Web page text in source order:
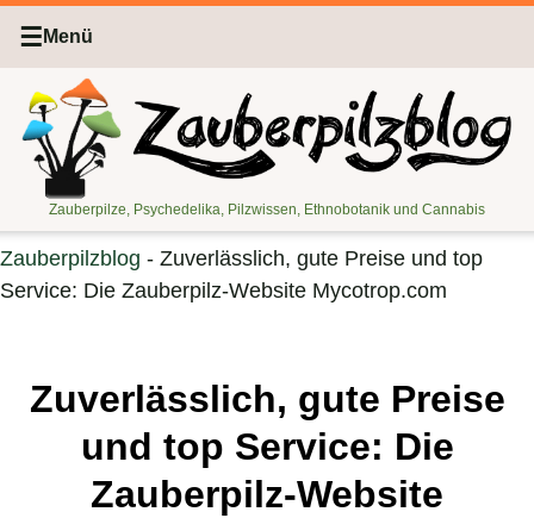
☰ Menü
Zauberpilze, Psychedelika, Pilzwissen, Ethnobotanik und Cannabis
Zauberpilzblog - Zuverlässlich, gute Preise und top
Service: Die Zauberpilz-Website Mycotrop.com
Zuverlässlich, gute Preise
und top Service: Die
Zauberpilz-Website